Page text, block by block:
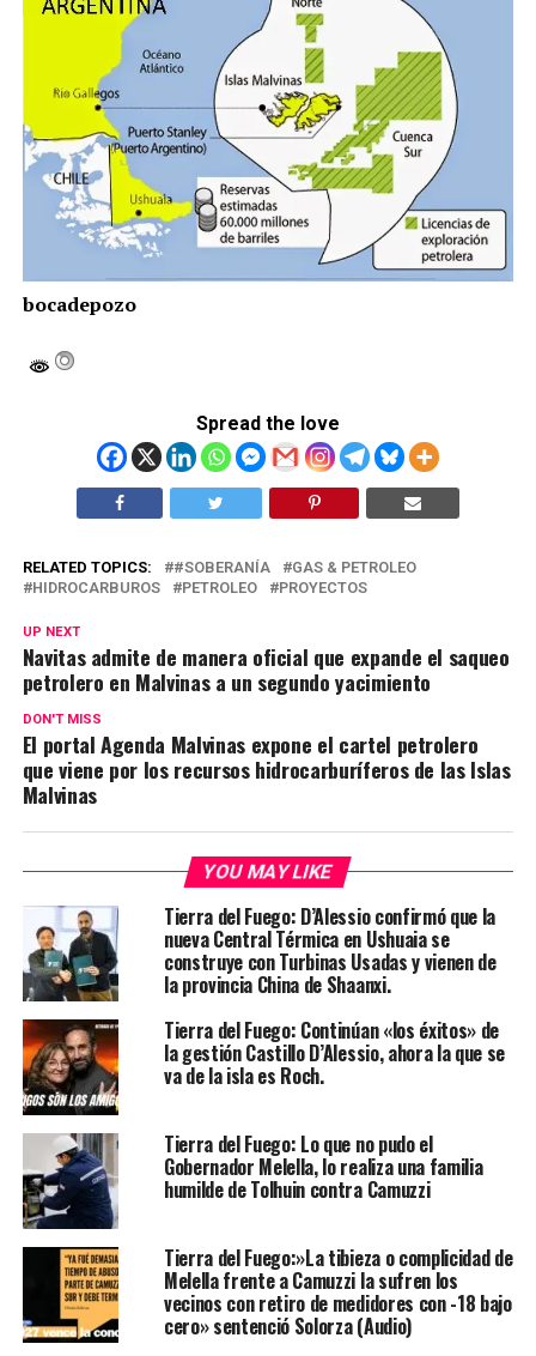
bocadepozo
Spread the love
RELATED TOPICS: #SOBERANÍA
GAS & PETROLEO
HIDROCARBUROS
PETROLEO PROYECTOS
UP NEXT
Navitas admite de manera oficial que expande el saqueo
petrolero en Malvinas a un segundo yacimiento
DON'T MISS
El portal Agenda Malvinas expone el cartel petrolero
que viene por los recursos hidrocarburíferos de las Islas
Malvinas
YOU MAY LIKE
Tierra del Fuego: D’Alessio confirmó que la
nueva Central Térmica en Ushuaia se
construye con Turbinas Usadas y vienen de
la provincia China de Shaanxi.
Tierra del Fuego: Continúan «los éxitos» de
la gestión Castillo D’Alessio, ahora la que se
va de la isla es Roch.
Tierra del Fuego: Lo que no pudo el
Gobernador Melella, lo realiza una familia
humilde de Tolhuin contra Camuzzi
Tierra del Fuego:»La tibieza o complicidad de
Melella frente a Camuzzi la sufren los
vecinos con retiro de medidores con -18 bajo
cero» sentenció Solorza (Audio)